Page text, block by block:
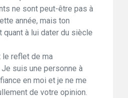
ne sont peut-être pas à
année, mais ton
quant à lui dater du siècle
le reflet de ma
suis une personne à
en moi et je ne me
de votre opinion.